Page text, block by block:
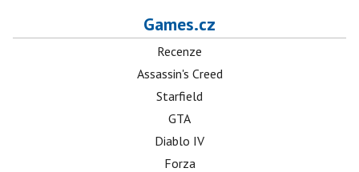
Games.cz
Recenze
Assassin's Creed
Starfield
GTA
Diablo IV
Forza